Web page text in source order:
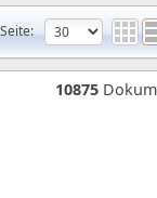
10875